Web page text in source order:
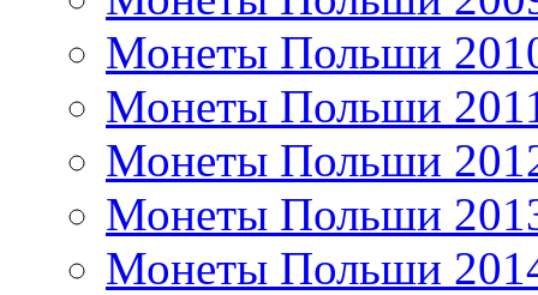
Монеты Польши
Монеты Польши
Монеты Польши
Монеты Польши
Монеты Польши